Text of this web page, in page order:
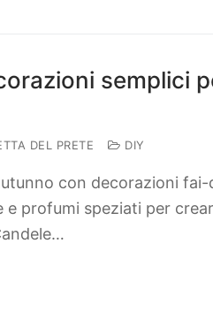
semplici
DEL PRETE DIY
con decorazioni
profumi speziati per